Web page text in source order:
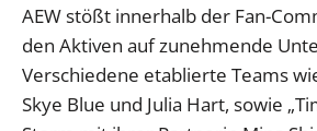
AEW stößt innerhalb der Fan-
den Aktiven auf zunehmende
Verschiedene etablierte Teams
Skye Blue und Julia Hart, sowie